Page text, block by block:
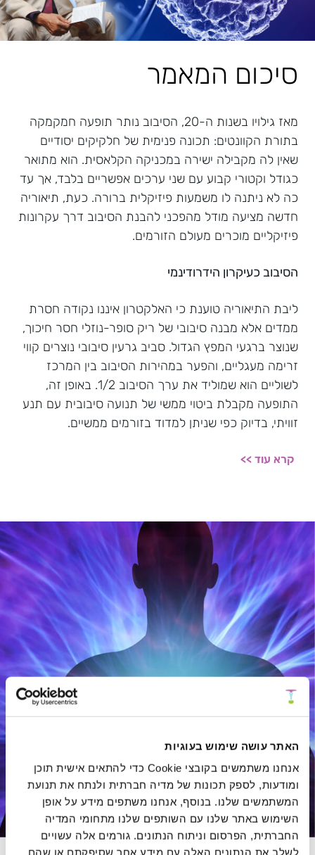
האתר עושה שימוש בעוגיות
אנחנו משתמשים בקובצי Cookie כדי להתאים אישית תוכן
ומודעות, לספק תכונות של מדיה חברתית ולנתח את תנועת
המשתמשים שלנו. בנוסף, אנחנו משתפים מידע על אופן
השימוש באתר שלנו עם השותפים שלנו מתחומי המדיה
החברתית, הפרסום וניתוח הנתונים. גורמים אלה עשויים
לשלב את הנתונים האלה עם מידע אחר שסיפקתם או שהם
סיכום המאמר
מאז גילויו בשנות ה-20, הסיבוב נותר תופעה חמקמקה
בתורת הקוונטים: תכונה פנימית של חלקיקים יסודיים
שאין לה מקבילה ישירה במכניקה הקלאסית. הוא מתואר
כגודל וקטורי קבוע עם שני ערכים אפשריים בלבד, אך עד
כה לא ניתנה לו משמעות פיזיקלית ברורה. כעת, תיאוריה
חדשה מציעה מודל מהפכני להבנת הסיבוב דרך עקרונות
פיזיקליים מוכרים מעולם הזורמים.
הסיבוב כעיקרון הידרודינמי
ליבת התיאוריה טוענת כי האלקטרון איננו נקודה חסרת
ממדים אלא מבנה סיבובי של ריק סופר-נוזלי חסר חיכוך,
שנוצר ברגעי המפץ הגדול. סביב גרעין סיבובי נוצרים קווי
זרימה מעגליים, והפער במהירות הסיבוב בין המרכז
לשוליים הוא שמוליד את ערך הסיבוב 1/2. באופן זה,
התופעה מקבלת ביטוי ממשי של תנועה סיבובית עם תנע
זוויתי, בדיוק כפי שניתן למדוד בזורמים ממשיים.
קרא עוד >>